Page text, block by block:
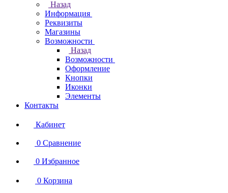
Назад
Информация
Реквизиты
Магазины
Возможности
Назад
Возможности
Оформление
Кнопки
Иконки
Элементы
Контакты
Кабинет
0 Сравнение
0 Избранное
0 Корзина